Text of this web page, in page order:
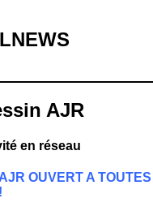
AJR
en réseau
OUVERT A TOUTES